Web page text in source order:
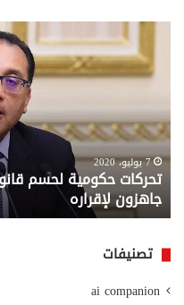
تحركات
حكومية
لحسم
قانون
القديم..والبرلمان:
جاهزون
لإقراره
7 يوليو، 2020
تحركات حكومية لحسم
جاهزون لإقراره
تصنيفات
ai companion